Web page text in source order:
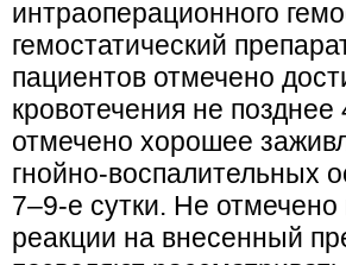
интраоперационного
гемостатический
пациентов отмечено
кровотечения не
отмечено хорошее
гнойно-воспалительных
7–9-е сутки. Не отмечено
реакции на внесенный